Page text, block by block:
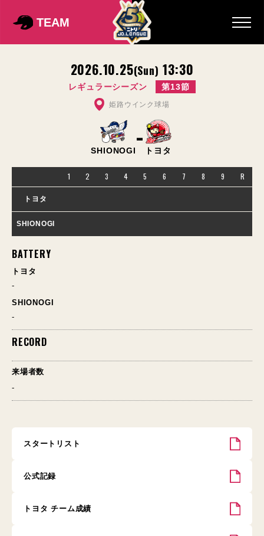
TEAM
2026.10.25(Sun) 13:30
レギュラーシーズン 第13節
姫路ウインク球場
SHIONOGI- トヨタ
1 2 3 4 5 6 7 8 9 R
トヨタ
SHIONOGI
BATTERY
トヨタ
-
SHIONOGI
-
RECORD
来場者数
-
スタートリスト
公式記録
トヨタ チーム成績